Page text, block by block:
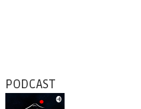
PODCAST